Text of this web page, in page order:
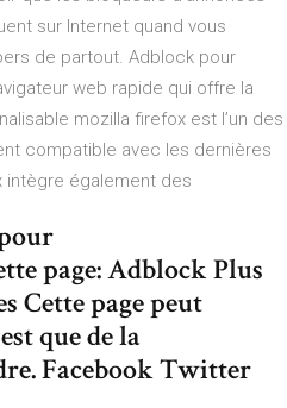
sur Internet quand vous
de partout. Adblock pour
web rapide qui offre la
mozilla firefox est l’un des
compatible avec les dernières
intègre également des
page: Adblock Plus
Cette page peut
que de la
Facebook Twitter